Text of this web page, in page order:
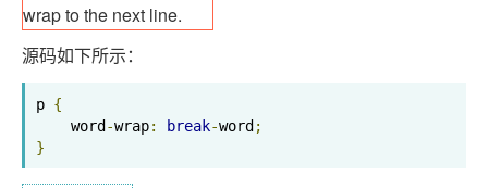
wrap to the next line.
源码如下所示：
p {
    word
-wrap: break-word;
}